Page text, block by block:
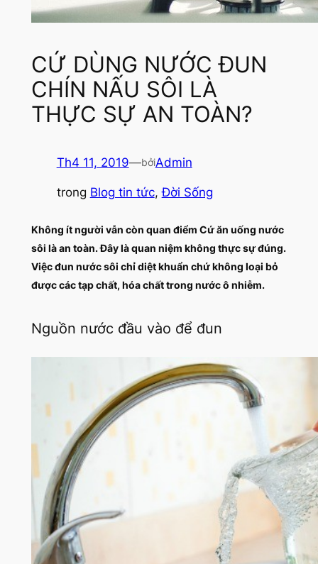
CỨ DÙNG NƯỚC ĐUN
CHÍN NẤU SÔI LÀ
THỰC SỰ AN TOÀN?
Th4 11, 2019—bởiAdmin
trong Blog tin tức, Đời Sống
Không ít người vẫn còn quan điểm Cứ ăn uống nước
sôi là an toàn. Đây là quan niệm không thực sự đúng.
Việc đun nước sôi chỉ diệt khuẩn chứ không loại bỏ
được các tạp chất, hóa chất trong nước ô nhiễm.
Nguồn nước đầu vào để đun